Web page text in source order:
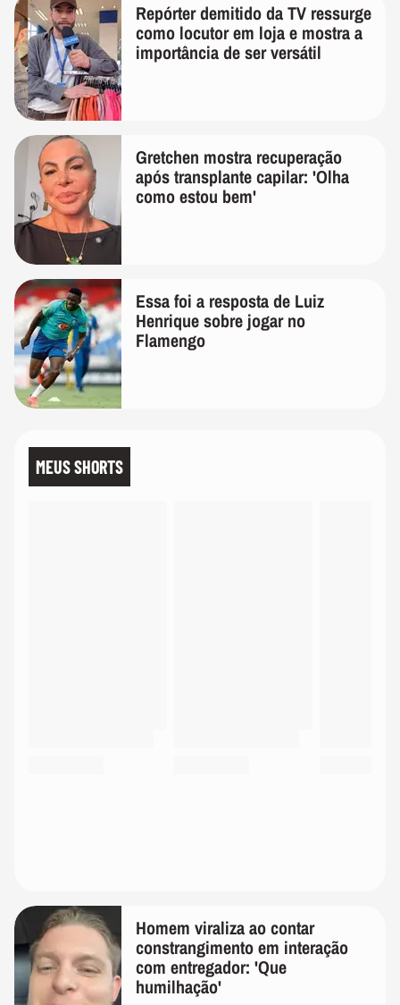
Repórter demitido da TV ressurge
como locutor em loja e mostra a
importância de ser versátil
Gretchen mostra recuperação
após transplante capilar: 'Olha
como estou bem'
Essa foi a resposta de Luiz
Henrique sobre jogar no
Flamengo
MEUS SHORTS
Homem viraliza ao contar
constrangimento em interação
com entregador: 'Que
humilhação'